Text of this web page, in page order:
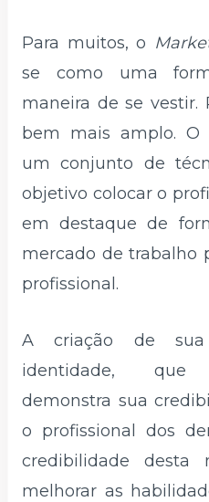
Para muitos, o
se como uma
maneira de se vestir.
bem mais amplo. O
um conjunto de
objetivo colocar o
em destaque de
mercado de trabalho
profissional.
A criação de
identidade, que
demonstra sua
o profissional dos
credibilidade desta
melhorar as